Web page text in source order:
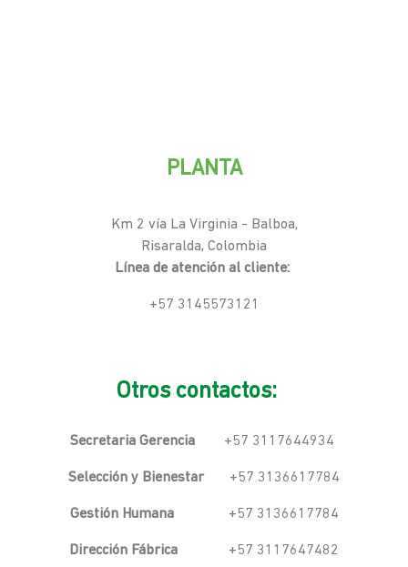
PLANTA
Km 2 vía La Virginia - Balboa,
Risaralda, Colombia
Línea de atención al cliente:
+57 3145573121
Otros contactos:
Secretaria Gerencia +57 3117644934
Selección y Bienestar+57 3136617784
Gestión Humana+57 3136617784
Dirección Fábrica +57 3117647482